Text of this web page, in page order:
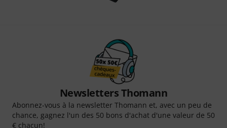
Newsletters Thomann
Abonnez-vous à la newsletter Thomann et, avec un peu de
chance, gagnez l'un des 50 bons d'achat d'une valeur de 50
€ chacun!